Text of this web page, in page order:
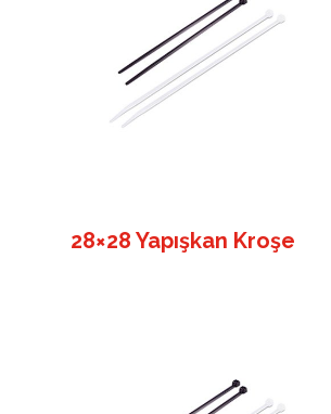
28×28 Yapışkan Kroşe